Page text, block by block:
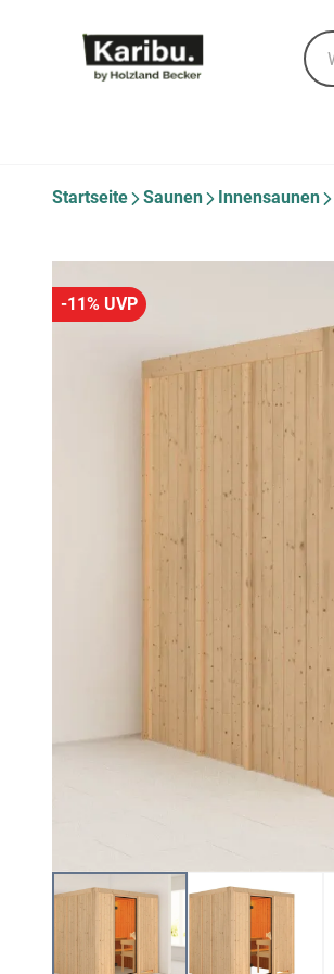
Startseite Saunen Innensaunen
-11% UVP